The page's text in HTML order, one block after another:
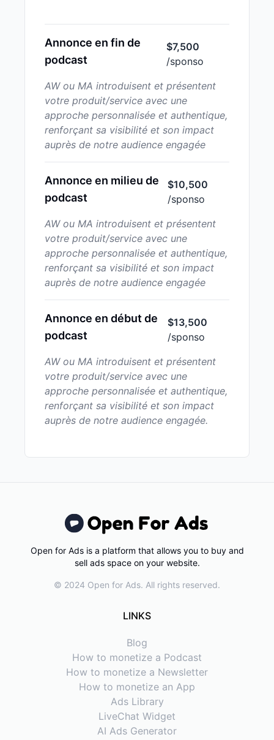
Annonce en fin de
podcast
$7,500
/sponso
AW ou MA introduisent et présentent
votre produit/service avec une
approche personnalisée et authentique,
renforçant sa visibilité et son impact
auprès de notre audience engagée
Annonce en milieu de
podcast
$10,500
/sponso
AW ou MA introduisent et présentent
votre produit/service avec une
approche personnalisée et authentique,
renforçant sa visibilité et son impact
auprès de notre audience engagée
Annonce en début de
podcast
$13,500
/sponso
AW ou MA introduisent et présentent
votre produit/service avec une
approche personnalisée et authentique,
renforçant sa visibilité et son impact
auprès de notre audience engagée.
Open for Ads is a platform that allows you to buy and
sell ads space on your website.
© 2024 Open for Ads. All rights reserved.
LINKS
Blog
How to monetize a Podcast
How to monetize a Newsletter
How to monetize an App
Ads Library
LiveChat Widget
AI Ads Generator